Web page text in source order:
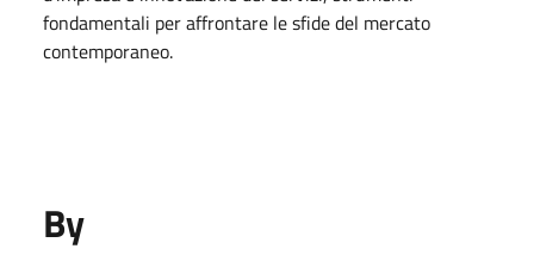
fondamentali per affrontare le sfide del mercato
contemporaneo.
By